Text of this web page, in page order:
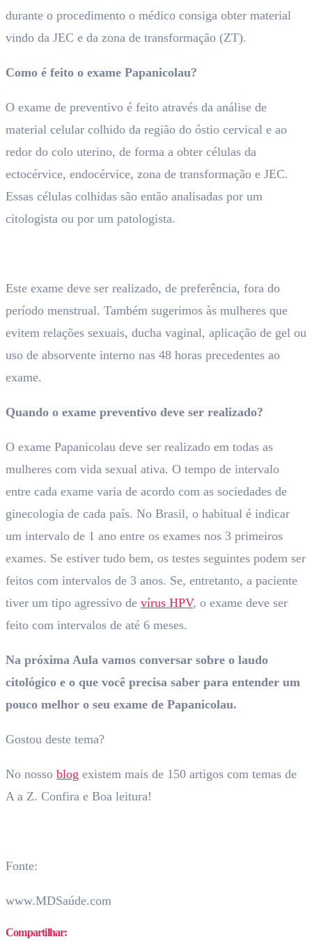
durante o procedimento o médico consiga obter material
vindo da JEC e da zona de transformação (ZT).
Como é feito o exame Papanicolau?
O exame de preventivo é feito através da análise de
material celular colhido da região do óstio cervical e ao
redor do colo uterino, de forma a obter células da
ectocérvice, endocérvice, zona de transformação e JEC.
Essas células colhidas são então analisadas por um
citologista ou por um patologista.
Este exame deve ser realizado, de preferência, fora do
período menstrual. Também sugerimos às mulheres que
evitem relações sexuais, ducha vaginal, aplicação de gel ou
uso de absorvente interno nas 48 horas precedentes ao
exame.
Quando o exame preventivo deve ser realizado?
O exame Papanicolau deve ser realizado em todas as
mulheres com vida sexual ativa. O tempo de intervalo
entre cada exame varia de acordo com as sociedades de
ginecologia de cada país. No Brasil, o habitual é indicar
um intervalo de 1 ano entre os exames nos 3 primeiros
exames. Se estiver tudo bem, os testes seguintes podem ser
feitos com intervalos de 3 anos. Se, entretanto, a paciente
tiver um tipo agressivo de vírus HPV, o exame deve ser
feito com intervalos de até 6 meses.
Na próxima Aula vamos conversar sobre o laudo
citológico e o que você precisa saber para entender um
pouco melhor o seu exame de Papanicolau.
Gostou deste tema?
No nosso blog existem mais de 150 artigos com temas de
A a Z. Confira e Boa leitura!
Fonte:
www.MDSaúde.com
Compartilhar: